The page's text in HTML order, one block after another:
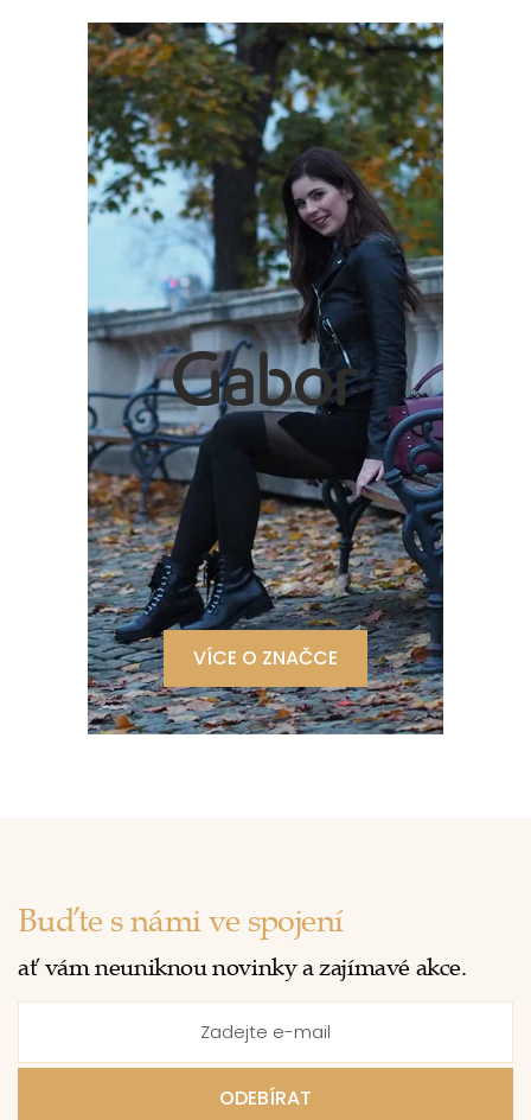
VÍCE O ZNAČCE
Buďte s námi ve spojení
ať vám neuniknou novinky a zajímavé akce.